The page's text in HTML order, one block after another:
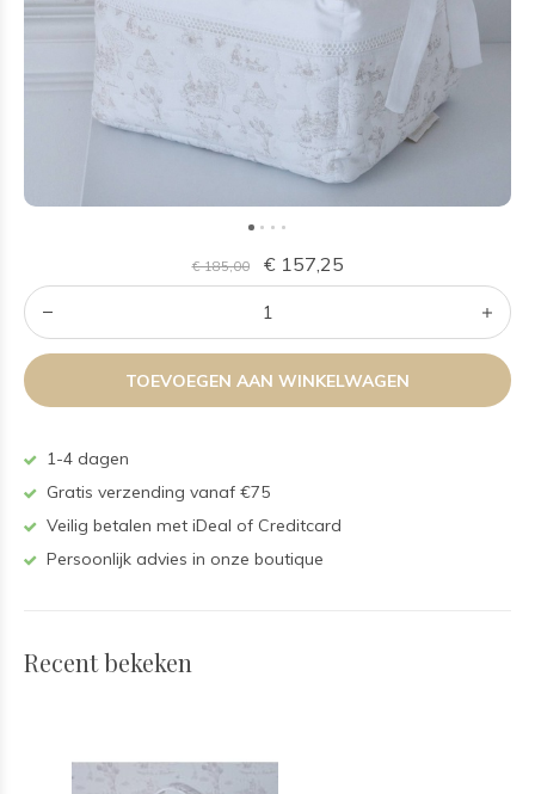
€ 185,00 € 157,25
TOEVOEGEN AAN WINKELWAGEN
1-4 dagen
Gratis verzending vanaf €75
Veilig betalen met iDeal of Creditcard
Persoonlijk advies in onze boutique
Recent bekeken